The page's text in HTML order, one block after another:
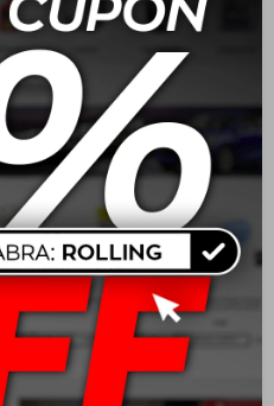
de 38 cm de diámetro
+ material confortable
resistente a la
mejor agarre y
para una amplia gama de
y diseño ergonómico para
herramientas.Diseñada para
las medidas antes de